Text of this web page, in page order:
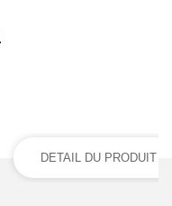
DETAIL DU PRODUIT